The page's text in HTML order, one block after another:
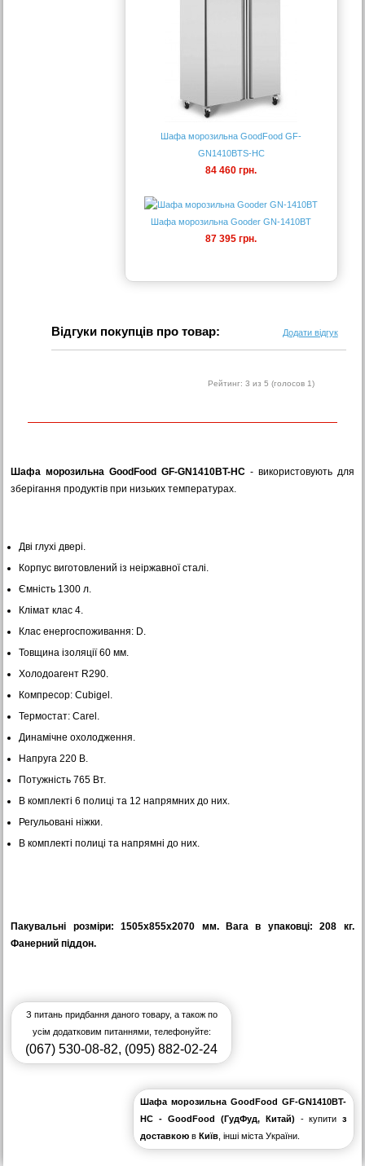
Шафа морозильна GoodFood GF-
GN1410BTS-HC
84 460 грн.
Шафа морозильна Gooder GN-1410BT
87 395 грн.
Відгуки покупців про товар: Додати відгук
Рейтинг: 3 из 5 (голосов 1)
Шафа морозильна GoodFood GF-GN1410BT-HC- використовують для
зберігання продуктів при низьких температурах.
Дві глухі двері.
Корпус виготовлений із неіржавної сталі.
Ємність 1300 л.
Клімат клас 4.
Клас енергоспоживання: D.
Товщина ізоляції 60 мм.
Холодоагент R290.
Компресор: Cubigel.
Термостат: Carel.
Динамічне охолодження.
Напруга 220 В.
Потужність 765 Вт.
В комплекті 6 полиці та 12 напрямних до них.
Регульовані ніжки.
В комплекті полиці та напрямні до них.
Пакувальні розміри: 1505х855х2070 мм. Вага в упаковці: 208 кг.
Фанерний піддон.
З питань придбання даного товару, а також по
усім додатковим питаннями, телефонуйте:
(067) 530-08-82, (095) 882-02-24
Шафа морозильна GoodFood GF-GN1410BT-
HC - GoodFood (ГудФуд, Китай) - купитиз
доставкою вКиїв , інші міста України.